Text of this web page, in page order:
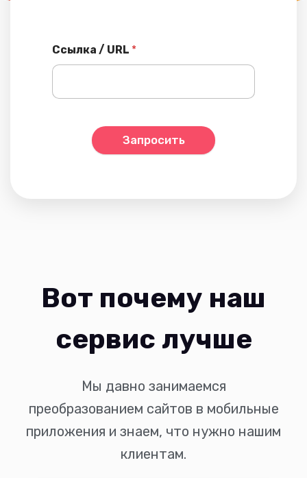
Ссылка / URL *
Запросить
Вот почему наш
сервис лучше
Мы давно занимаемся
преобразованием сайтов в мобильные
приложения и знаем, что нужно нашим
клиентам.